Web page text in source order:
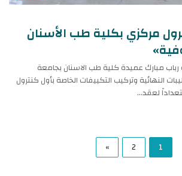
مركزي بكلية طب الأسنان
رباب مبارك عميدة كلية طب الاسنان بجامعة
النهائية وتركيب التكييفات الخاصة بأول كنترول
لعقد…
1
2
»